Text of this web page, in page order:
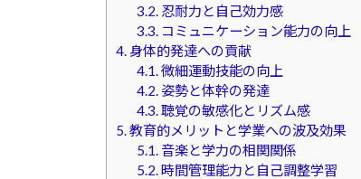
3.2.忍耐力と自己効力感
3.3.コミュニケーション能力の向上
4. 身体的発達への貢献
4.1.微細運動技能の向上
4.2.姿勢と体幹の発達
4.3.聴覚の敏感化とリズム感
5.教育的メリットと学業への波及効果
5.1.音楽と学力の相関関係
5.2.時間管理能力と自己調整学習